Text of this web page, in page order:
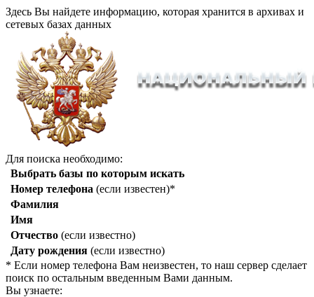
Здесь Вы найдете информацию, которая хранится в архивах и
сетевых базах данных
Для поиска необходимо:
Выбрать базы по которым искать
Номер телефона (если известен)*
Фамилия
Имя
Отчество (если известно)
Дату рождения (если известно)
* Если номер телефона Вам неизвестен, то наш сервер сделает
поиск по остальным введенным Вами данным.
Вы узнаете: